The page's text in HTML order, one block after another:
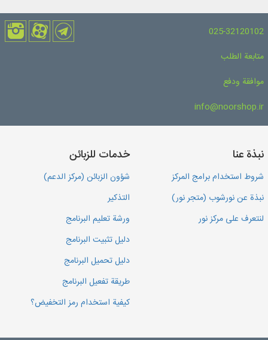
025-32120102
متابعة الطلب
موافقة ودفع
info@noorshop.ir
نبذة عنا
شروط استخدام برامج المركز
نبذة عن نورشوب (متجر نور)
لنتعرف على مركز نور
خدمات للزبائن
شؤون الزبائن (مركز الدعم)
التذكير
ورشة تعليم البرنامج
دليل تثبيت البرنامج
دليل تحميل البرنامج
طريقة تفعيل البرنامج
كيفية استخدام رمز التخفيض؟